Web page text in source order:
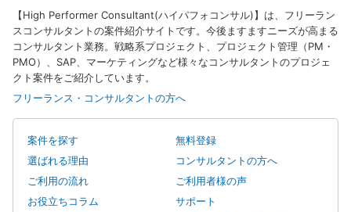
【High Performer Consultant(ハイパフォコンサル)】は、フリーラン
スコンサルタントの案件紹介サイトです。今後ますますニーズが高まる
コンサルタント業務。戦略系プロジェクト、プロジェクト管理（PM・
PMO）、SAP、マーケティングなど様々なコンサルタントのプロジェ
クト案件をご紹介しています。
フリーランス・コンサルタントの方へ
案件を探す
無料登録
選ばれる理由
コンサルタントの方へ
ご利用の流れ
ご利用者様の声
お役立ちコラム
サポート